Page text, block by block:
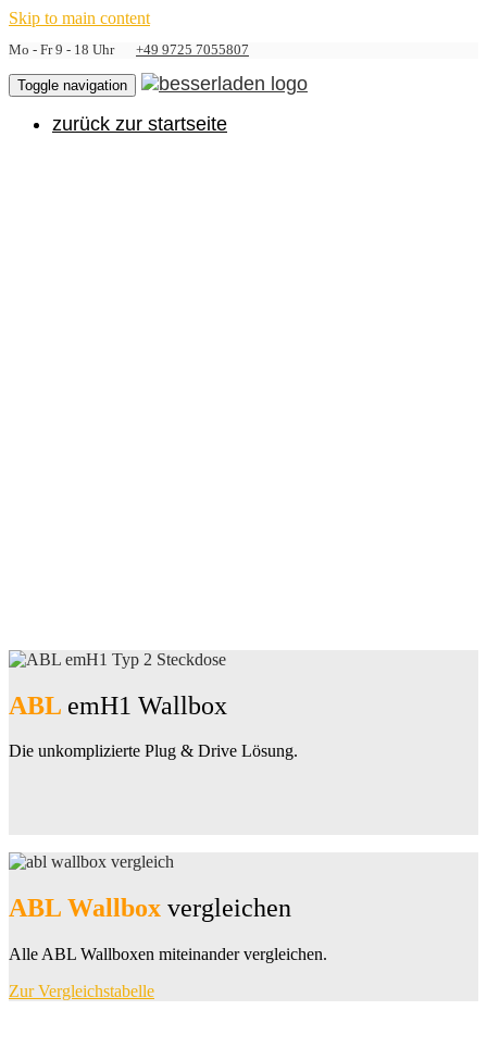
Skip to main content
Mo - Fr 9 - 18 Uhr +49 9725 7055807
Toggle navigation
zurück zur startseite
ABL emH1 Wallbox
Die unkomplizierte Plug & Drive Lösung.
ABL Wallbox vergleichen
Alle ABL Wallboxen miteinander vergleichen.
Zur Vergleichstabelle